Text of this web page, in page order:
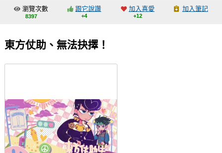
交流中心
會員功能選單
登入
瀏覽次數
8397
跟它說讚
+4
加入喜愛
+12
加入筆記
東方仗助、無法抉擇！